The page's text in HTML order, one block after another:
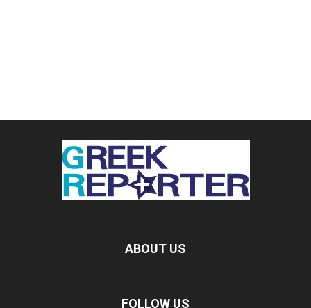
ABOUT US
FOLLOW US